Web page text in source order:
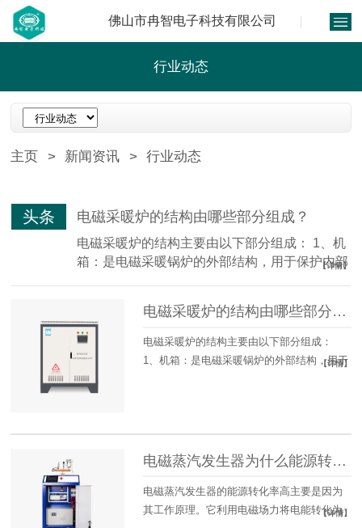
佛山市冉智电子科技有限公司
行业动态
主页 > 新闻资讯 > 行业动态
头条 电磁采暖炉的结构由哪些部分组成？
电磁采暖炉的结构主要由以下部分组成： 1、机
箱：是电磁采暖锅炉的外部结构，用于保护内部
【详情】
电磁采暖炉的结构由哪些部分组成？
电磁采暖炉的结构主要由以下部分组成：
1、机箱：是电磁采暖锅炉的外部结构，用于
【详情】
电磁蒸汽发生器为什么能源转化率高？是怎们做
电磁蒸汽发生器的能源转化率高主要是因为
其工作原理。它利用电磁场力将电能转化为
【详情】